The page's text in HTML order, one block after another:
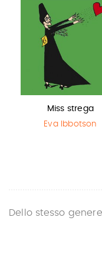
Miss strega
Eva Ibbotson
Dello stesso genere